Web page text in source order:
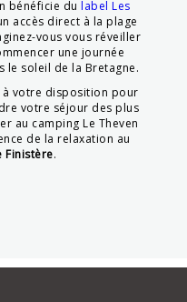
bénéficie du label Les
accès direct à la plage
vous vous réveiller
une journée
le soleil de la Bretagne.
votre disposition pour
votre séjour des plus
au camping Le Theven
de la relaxation au
Finistère.